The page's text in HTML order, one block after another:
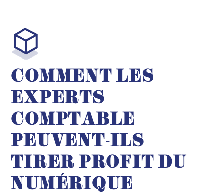
COMMENT LES
EXPERTS
COMPTABLE
PEUVENT-ILS
TIRER PROFIT DU
NUMÉRIQUE